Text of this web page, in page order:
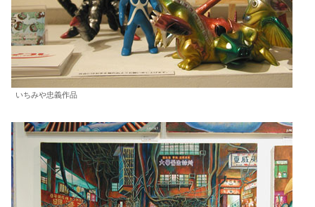
いちみや忠義作品